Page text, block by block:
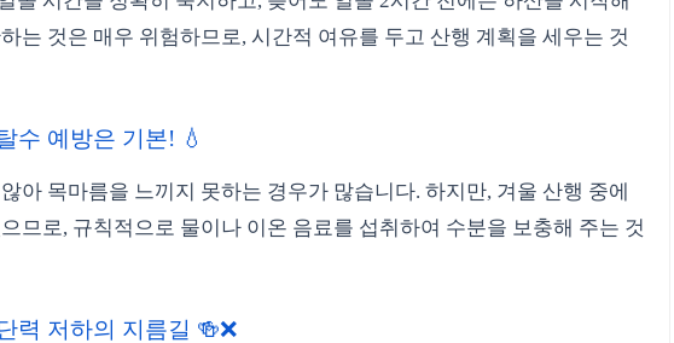
는 것은 매우 위험하므로, 시간적 여유를 두고 산행 계획을 세우는 것
수 예방은 기본! 💧
아 목마름을 느끼지 못하는 경우가 많습니다. 하지만, 겨울 산행 중에
므로, 규칙적으로 물이나 이온 음료를 섭취하여 수분을 보충해 주는 것
력 저하의 지름길 🍻❌